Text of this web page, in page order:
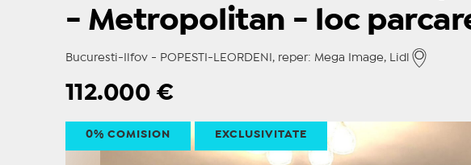
- Metropolitan - loc
Bucuresti-Ilfov - POPESTI-LEORDENI, reper: Mega Image, Lidl
112.000 €
0% COMISION EXCLUSIVITATE